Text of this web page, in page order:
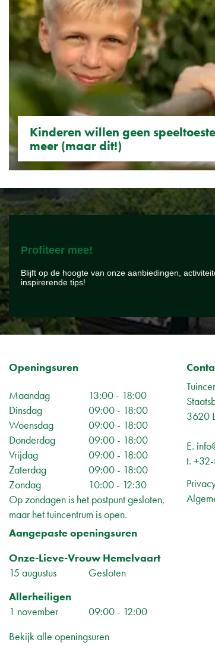
Kinderen willen geen
meer (maar dit!)
Profiteer mee!
Blijft op de hoogte van onze aanbiedingen,
inspirerende tips!
Openingsuren
Maandag
13:00 - 18:00
Dinsdag
09:00 - 18:00
Woensdag
09:00 - 18:00
Donderdag
09:00 - 18:00
Vrijdag
09:00 - 18:00
Zaterdag
09:00 - 18:00
Zondag
10:00 - 12:30
Op zondagen is het postpunt gesloten,
maar het tuincentrum is open.
Aangepaste openingsuren
Onze-Lieve-Vrouw Hemelvaart
15 augustus
Gesloten
Allerheiligen
1 november
09:00 - 12:00
Bekijk alle openingsuren
3620
E.
t.